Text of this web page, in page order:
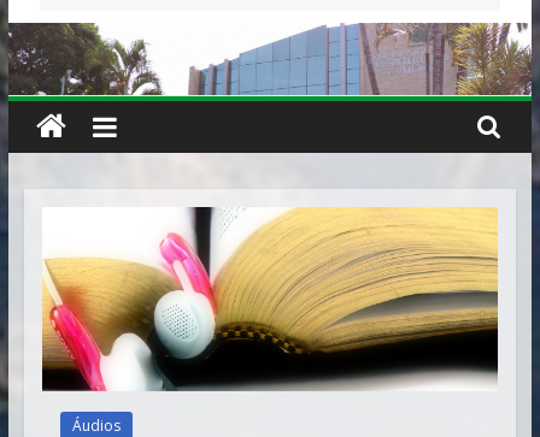
Presbiteriana
de
Vitória
Áudios